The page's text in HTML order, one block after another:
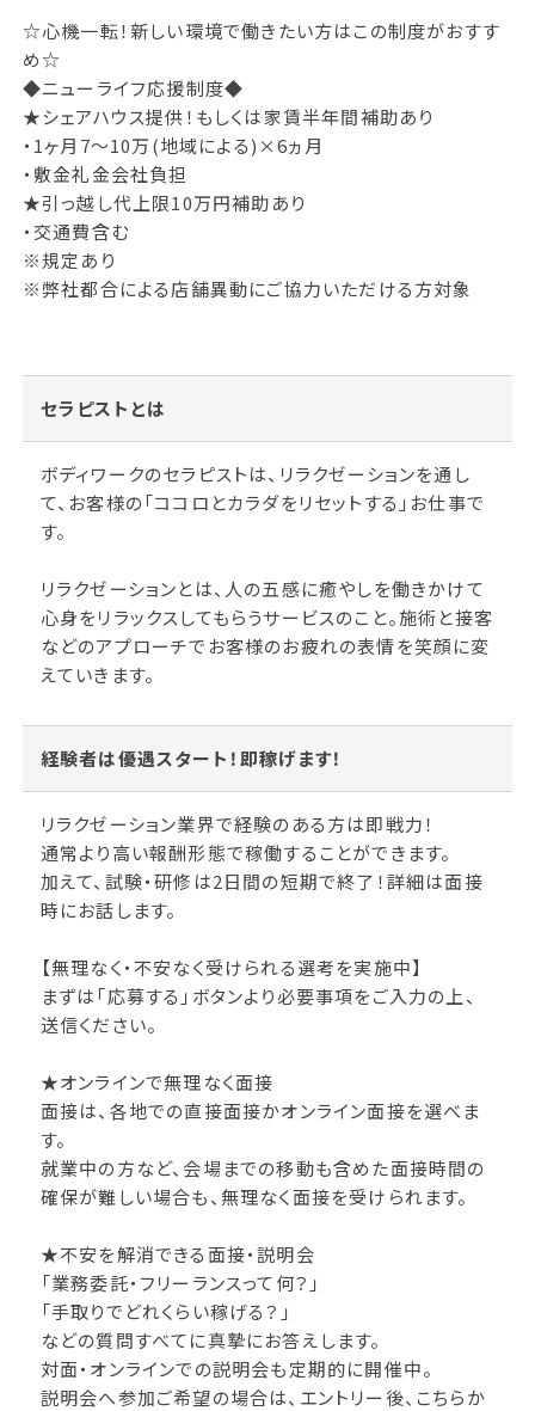
☆心機一転！新しい環境で働きたい方はこの制度がおすす
め☆
◆ニューライフ応援制度◆
★シェアハウス提供！もしくは家賃半年間補助あり
・1ヶ月7～10万(地域による)×6ヵ月
・敷金礼金会社負担
★引っ越し代上限10万円補助あり
・交通費含む
※規定あり
※弊社都合による店舗異動にご協力いただける方対象
セラピストとは
ボディワークのセラピストは、リラクゼーションを通し
て、お客様の「ココロとカラダをリセットする」お仕事で
す。
リラクゼーションとは、人の五感に癒やしを働きかけて
心身をリラックスしてもらうサービスのこと。施術と接客
などのアプローチでお客様のお疲れの表情を笑顔に変
えていきます。
経験者は優遇スタート！即稼げます！
リラクゼーション業界で経験のある方は即戦力！
通常より高い報酬形態で稼働することができます。
加えて、試験・研修は2日間の短期で終了！詳細は面接
時にお話します。
【無理なく・不安なく受けられる選考を実施中】
まずは「応募する」ボタンより必要事項をご入力の上、
送信ください。
★オンラインで無理なく面接
面接は、各地での直接面接かオンライン面接を選べま
す。
就業中の方など、会場までの移動も含めた面接時間の
確保が難しい場合も、無理なく面接を受けられます。
★不安を解消できる面接・説明会
「業務委託・フリーランスって何？」
「手取りでどれくらい稼げる？」
などの質問すべてに真摯にお答えします。
対面・オンラインでの説明会も定期的に開催中。
説明会へ参加ご希望の場合は、エントリー後、こちらか